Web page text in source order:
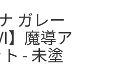
ガレー
】魔導ア
- 未塗